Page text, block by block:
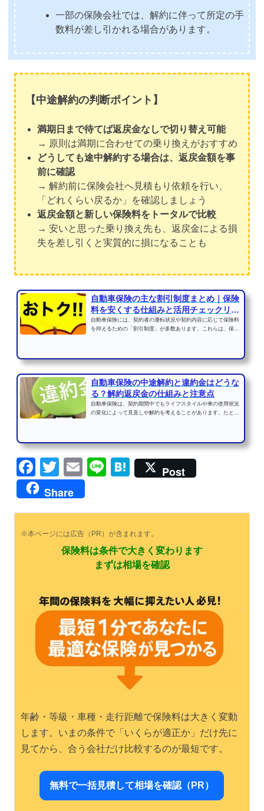
一部の保険会社では、解約に伴って所定の手
数料が差し引かれる場合があります。
【中途解約の判断ポイント】
満期日まで待てば返戻金なしで切り替え可能
→ 原則は満期に合わせての乗り換えがおすすめ
どうしても途中解約する場合は、返戻金額を事
前に確認
→ 解約前に保険会社へ見積もり依頼を行い、
「どれくらい戻るか」を確認しましょう
返戻金額と新しい保険料をトータルで比較
→ 安いと思った乗り換え先も、返戻金による損
失を差し引くと実質的に損になることも
自動車保険の主な割引制度まとめ｜保険
料を安くする仕組みと活用チェックリス
ト
自動車保険には、契約者の運転状況や契約内容に応じて保険料
を抑えるための「割引制度」が多数あります。これらは、保険
自動車保険の中途解約と違約金はどうな
る？解約返戻金の仕組みと注意点
自動車保険は、契約期間中でもライフスタイルや車の使用状況
の変化によって見直しや解約を考えることがあります。たとえ
Facebook
TwitterEmailLineHatena
Post
Share
※本ページには広告（PR）が含まれます。
保険料は条件で大きく変わります
まずは相場を確認
年齢・等級・車種・走行距離で保険料は大きく変動
します。いまの条件で「いくらが適正か」だけ先に
見てから、合う会社だけ比較するのが最短です。
無料で一括見積して相場を確認（PR）